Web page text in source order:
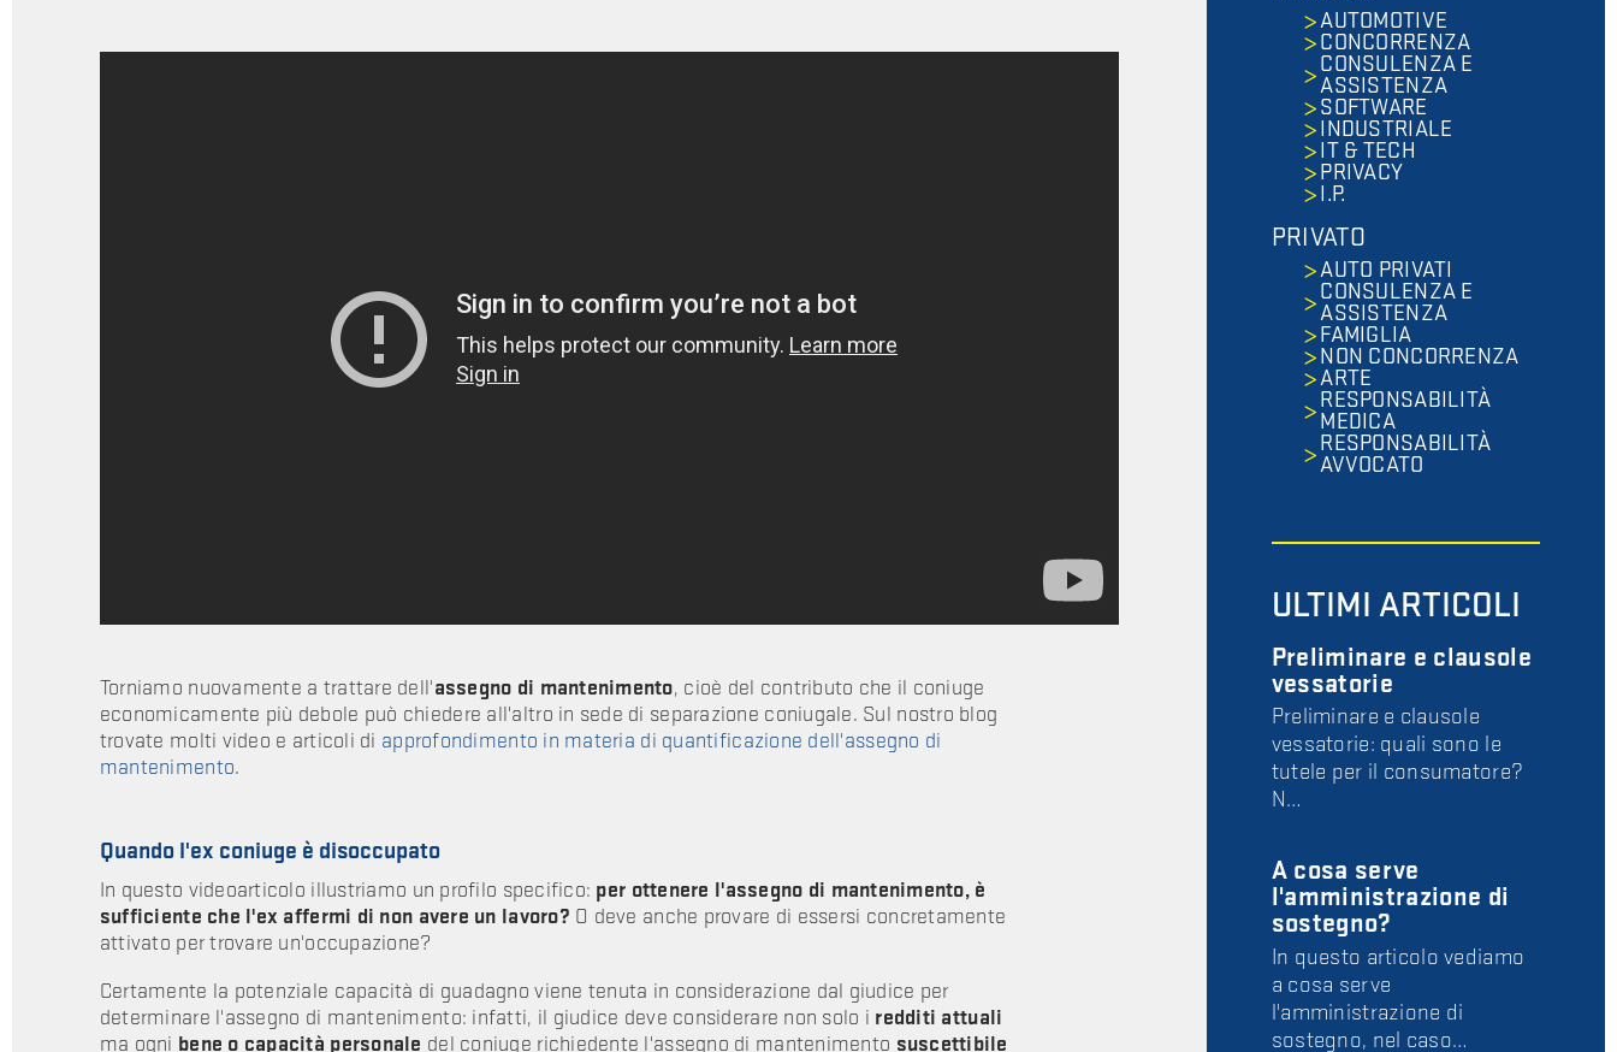
Torniamo nuovamente a trattare dell'assegno di mantenimento, cioè del contributo che il coniuge
economicamente più debole può chiedere all'altro in sede di separazione coniugale. Sul nostro blog
trovate molti video e articoli di approfondimento in materia di quantificazione dell'assegno di
mantenimento.
Quando l'ex coniuge è disoccupato
In questo videoarticolo illustriamo un profilo specifico: per ottenere l'assegno di mantenimento, è
sufficiente che l'ex affermi di non avere un lavoro? O deve anche provare di essersi concretamente
attivato per trovare un'occupazione?
Certamente la potenziale capacità di guadagno viene tenuta in considerazione dal giudice per
determinare l'assegno di mantenimento: infatti, il giudice deve considerare non solo i redditi attuali
ma ogni bene o capacità personale del coniuge richiedente l'assegno di mantenimento suscettibile
AUTOMOTIVE
CONCORRENZA
CONSULENZA E
ASSISTENZA
SOFTWARE
INDUSTRIALE
IT & TECH
PRIVACY
I.P.
PRIVATO
AUTO PRIVATI
CONSULENZA E
ASSISTENZA
FAMIGLIA
NON CONCORRENZA
ARTE
RESPONSABILITÀ
MEDICA
RESPONSABILITÀ
AVVOCATO
ULTIMI ARTICOLI
Preliminare e clausole
vessatorie
Preliminare e clausole
vessatorie: quali sono le
tutele per il consumatore?
N…
A cosa serve
l'amministrazione di
sostegno?
In questo articolo vediamo
a cosa serve
l'amministrazione di
sostegno, nel caso…